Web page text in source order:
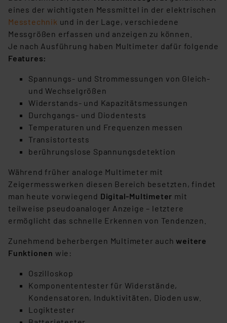
eines der wichtigsten Messmittel in der elektrischen
Messtechnik und in der Lage, verschiedene
Messgrößen erfassen und anzeigen zu können.
Je nach Ausführung haben Multimeter dafür folgende
Features:
Spannungs- und Strommessungen von Gleich-
und Wechselgrößen
Widerstands- und Kapazitätsmessungen
Durchgangs- und Diodentests
Temperaturen und Frequenzen messen
Transistortests
berührungslose Spannungsdetektion
Während früher analoge Multimeter mit
Zeigermesswerken diesen Bereich besetzten, findet
man heute vorwiegend Digital-Multimeter mit
teilweise pseudoanaloger Anzeige – letztere
ermöglicht das schnelle Erkennen von Tendenzen.
Zunehmend beherbergen Multimeter auchweitere
Funktionen wie:
Oszilloskop
Komponententester für Widerstände,
Kondensatoren, Induktivitäten, Dioden usw.
Logiktester